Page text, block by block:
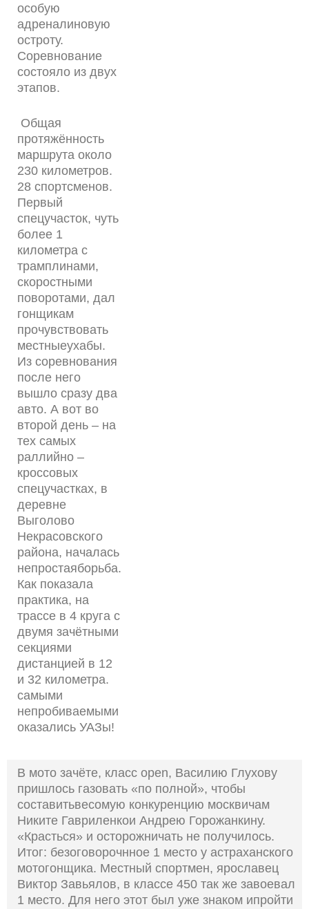
особую
адреналиновую
остроту.
Соревнование
состояло из двух
этапов.
Общая
протяжённость
маршрута около
230 километров.
28 спортсменов.
Первый
спецучасток, чуть
более 1
километра с
трамплинами,
скоростными
поворотами, дал
гонщикам
прочувствовать
местныеухабы.
Из соревнования
после него
вышло сразу два
авто. А вот во
второй день – на
тех самых
раллийно –
кроссовых
спецучастках, в
деревне
Выголово
Некрасовского
района, началась
непростаяборьба.
Как показала
практика, на
трассе в 4 круга с
двумя зачётными
секциями
дистанцией в 12
и 32 километра.
самыми
непробиваемыми
оказались УАЗы!
В мото зачёте, класс open, Василию Глухову
пришлось газовать «по полной», чтобы
составитьвесомую конкуренцию москвичам
Никите Гавриленкои Андрею Горожанкину.
«Красться» и осторожничать не получилось.
Итог: безоговорочнное 1 место у астраханского
мотогонщика. Местный спортмен, ярославец
Виктор Завьялов, в классе 450 так же завоевал
1 место. Для него этот был уже знаком ипройти